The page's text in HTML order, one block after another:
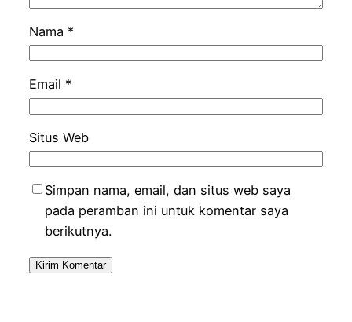
Nama *
Email *
Situs Web
Simpan nama, email, dan situs web saya
pada peramban ini untuk komentar saya
berikutnya.